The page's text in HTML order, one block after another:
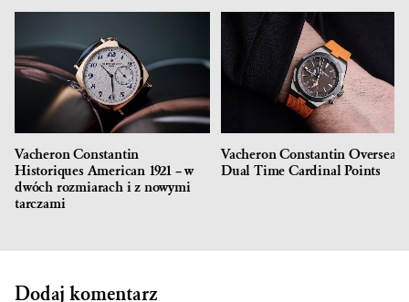
Vacheron Constantin
Historiques American 1921 – w
dwóch rozmiarach i z nowymi
tarczami
Vacheron Constantin Overseas
Dual Time Cardinal Points
Dodaj komentarz